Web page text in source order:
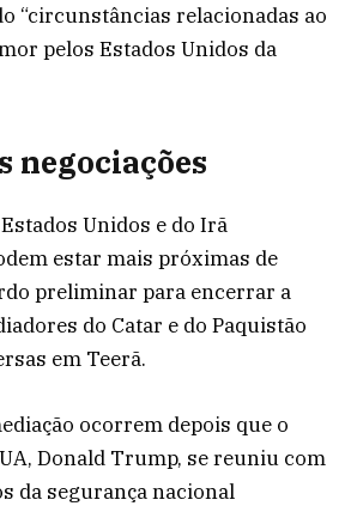
“circunstâncias relacionadas ao
pelos Estados Unidos da
negociações
Unidos e do Irã
estar mais próximas de
preliminar para encerrar a
do Catar e do Paquistão
em Teerã.
ocorrem depois que o
Donald Trump, se reuniu com
da segurança nacional